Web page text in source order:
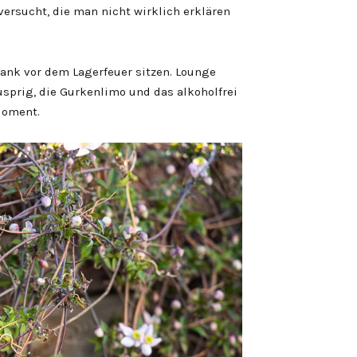
die man nicht wirklich erklären
vor dem Lagerfeuer sitzen. Lounge
die Gurkenlimo und das alkoholfrei